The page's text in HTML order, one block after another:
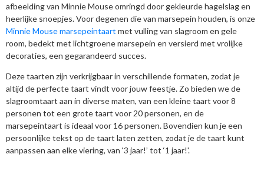
afbeelding van Minnie Mouse omringd door gekleurde hagelslag en
heerlijke snoepjes. Voor degenen die van marsepein houden, is onze
Minnie Mouse marsepeintaart met vulling van slagroom en gele
room, bedekt met lichtgroene marsepein en versierd met vrolijke
decoraties, een gegarandeerd succes.
Deze taarten zijn verkrijgbaar in verschillende formaten, zodat je
altijd de perfecte taart vindt voor jouw feestje. Zo bieden we de
slagroomtaart aan in diverse maten, van een kleine taart voor 8
personen tot een grote taart voor 20 personen, en de
marsepeintaart is ideaal voor 16 personen. Bovendien kun je een
persoonlijke tekst op de taart laten zetten, zodat je de taart kunt
aanpassen aan elke viering, van ‘3 jaar!’ tot ‘1 jaar!'.